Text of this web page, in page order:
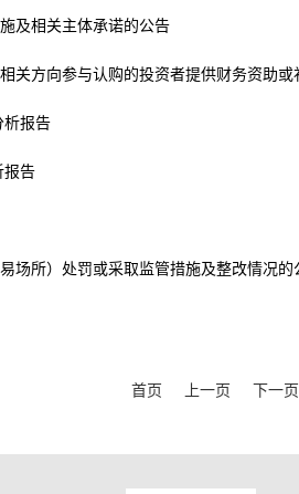
及相关主体承诺的公告
关方向参与认购的投资者提供财务资助或
报告
报告
场所）处罚或采取监管措施及整改情况的
首页 上一页 下一页